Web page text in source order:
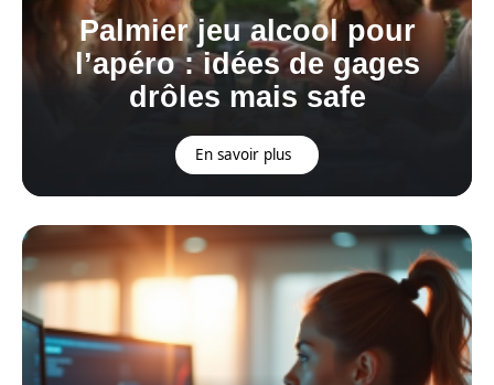
Palmier jeu alcool pour
l’apéro : idées de gages
drôles mais safe
En savoir plus